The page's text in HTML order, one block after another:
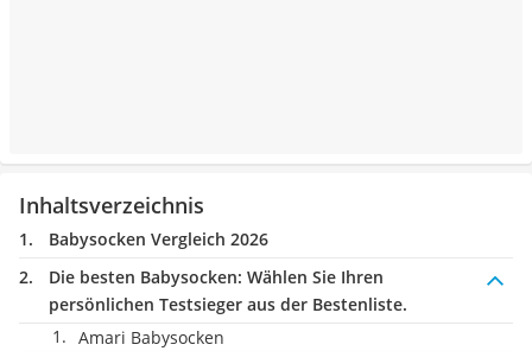
Inhaltsverzeichnis
Babysocken Vergleich 2026
Die besten Babysocken: Wählen Sie Ihren
persönlichen Testsieger aus der Bestenliste.
Amari Babysocken